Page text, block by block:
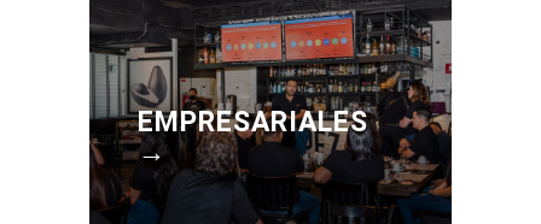
EMPRESARIALES
→